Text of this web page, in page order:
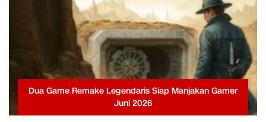
Dua Game Remake Legendaris Siap Manjakan Gamer
Juni 2026